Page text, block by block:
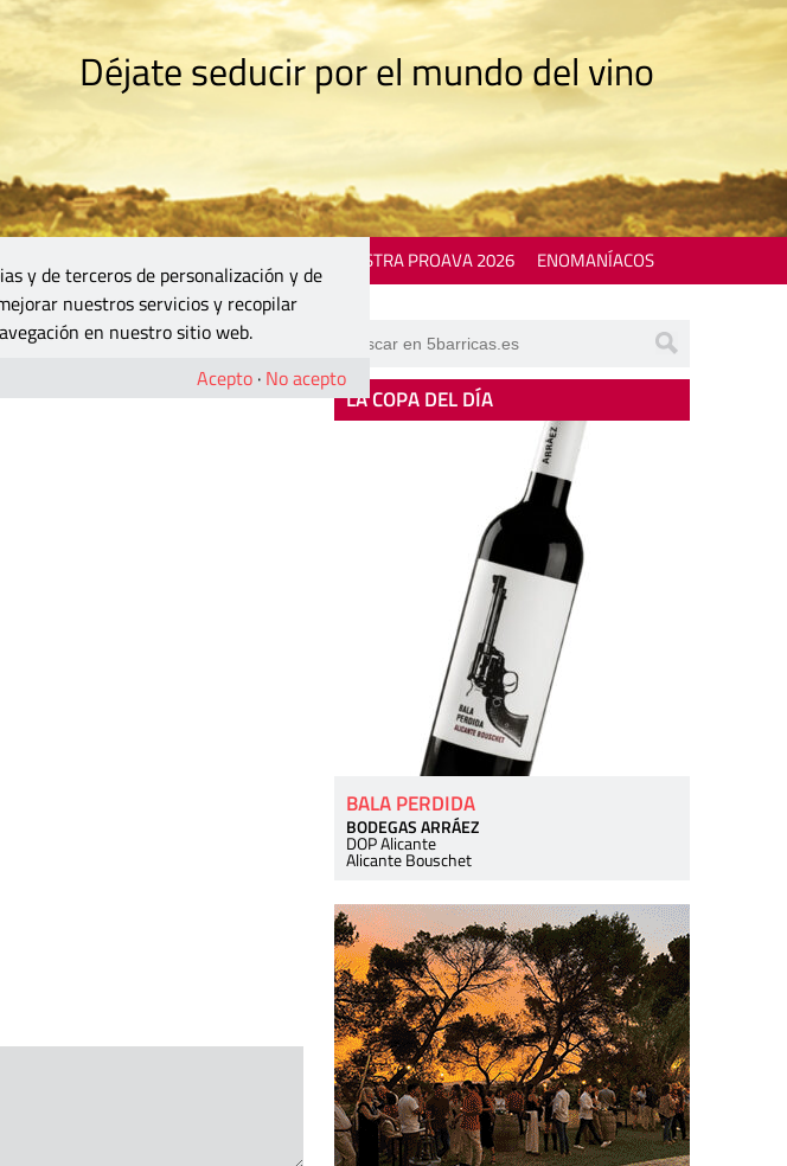
Déjate seducir por el mundo del vino
MOSTRA PROAVA 2026 ENOMANÍACOS
LA COPA DEL DÍA
BALA PERDIDA
BODEGAS ARRÁEZ
DOP Alicante
Alicante Bouschet
y de terceros de personalización y de
nuestros servicios y recopilar
en nuestro sitio web.
Acepto · No acepto